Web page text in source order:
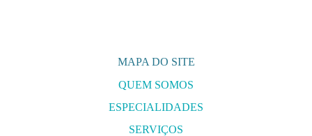
MAPA DO SITE
QUEM SOMOS
ESPECIALIDADES
SERVIÇOS